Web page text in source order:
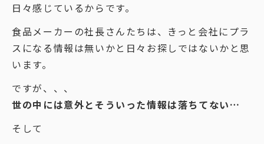
日々感じているからです。
食品メーカーの社長さんたちは、きっと会社にプラ
スになる情報は無いかと日々お探しではないかと思
います。
ですが、、、
世の中には意外とそういった情報は落ちてない…
そして